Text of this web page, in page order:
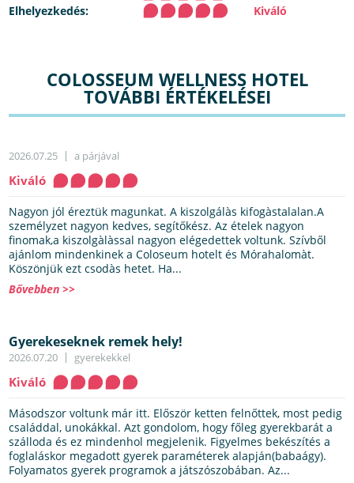
Elhelyezkedés:
Kiváló
COLOSSEUM WELLNESS HOTEL
TOVÁBBI ÉRTÉKELÉSEI
2026.07.25 a párjával
Kiváló
Nagyon jól éreztük magunkat. A kiszolgálàs kifogàstalalan.A
személyzet nagyon kedves, segítőkész. Az ételek nagyon
finomak,a kiszolgàlàssal nagyon elégedettek voltunk. Szívből
ajánlom mindenkinek a Coloseum hotelt és Mórahalomàt.
Köszönjük ezt csodàs hetet. Ha...
Bővebben >>
Gyerekeseknek remek hely!
2026.07.20 gyerekekkel
Kiváló
Másodszor voltunk már itt. Először ketten felnőttek, most pedig
családdal, unokákkal. Azt gondolom, hogy főleg gyerekbarát a
szálloda és ez mindenhol megjelenik. Figyelmes bekészítés a
foglaláskor megadott gyerek paraméterek alapján(babaágy).
Folyamatos gyerek programok a játszószobában. Az...